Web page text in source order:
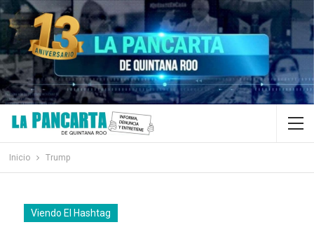
Inicio Trump
Viendo El Hashtag